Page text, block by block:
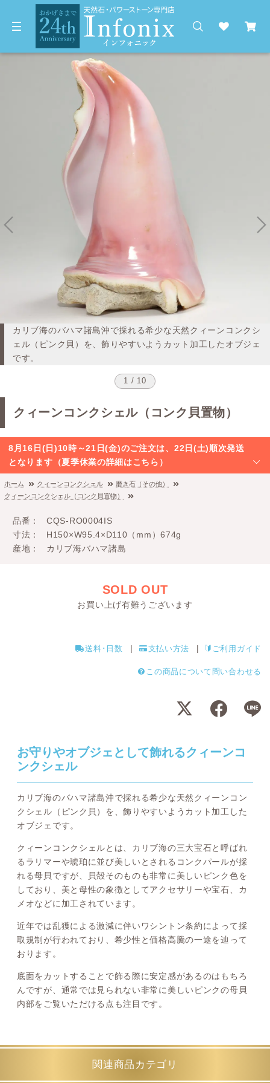
カリブ海のバハマ諸島沖で採れる希少な天然クィーンコンクシ
ェル（ピンク貝）を、飾りやすいようカット加工したオブジェ
です。
1 / 10
クィーンコンクシェル（コンク貝置物）
8月16日(日)10時～21日(金)のご注文は、22日(土)順次発送
となります（夏季休業の詳細はこちら）
ホーム クィーンコンクシェル
磨き石（その他）
クィーンコンクシェル（コンク貝置物）
品番
CQS-RO0004IS
寸法
H150×W95.4×D110（mm）674g
産地
カリブ海バハマ諸島
SOLD OUT
お買い上げ有難うございます
送料･日数 支払い方法 ご利用ガイド
この商品について問い合わせる
お守りやオブジェとして飾れるクィーンコ
ンクシェル
カリブ海のバハマ諸島沖で採れる希少な天然クィーンコン
クシェル（ピンク貝）を、飾りやすいようカット加工した
オブジェです。
クィーンコンクシェルとは、カリブ海の三大宝石と呼ばれ
るラリマーや琥珀に並び美しいとされるコンクパールが採
れる母貝ですが、貝殻そのものも非常に美しいピンク色を
しており、美と母性の象徴としてアクセサリーや宝石、カ
メオなどに加工されています。
近年では乱獲による激減に伴いワシントン条約によって採
取規制が行われており、希少性と価格高騰の一途を辿って
おります。
底面をカットすることで飾る際に安定感があるのはもちろ
んですが、通常では見られない非常に美しいピンクの母貝
内部をご覧いただける点も注目です。
関連商品カテゴリ